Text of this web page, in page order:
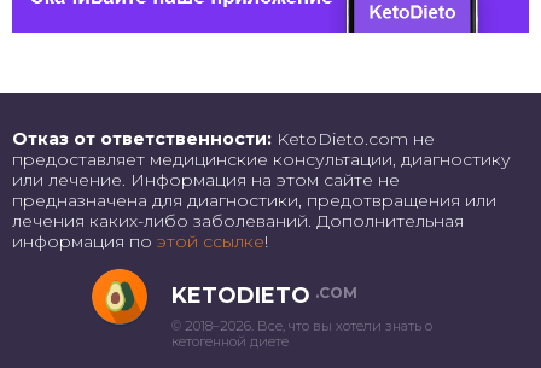
Отказ от ответственности: KetoDieto.com не
предоставляет медицинские консультации, диагностику
или лечение. Информация на этом сайте не
предназначена для диагностики, предотвращения или
лечения каких-либо заболеваний. Дополнительная
информация по этой ссылке!
KETODIETO .COM
© 2018–2026. Все, что вы хотели знать о
кетогенной диете